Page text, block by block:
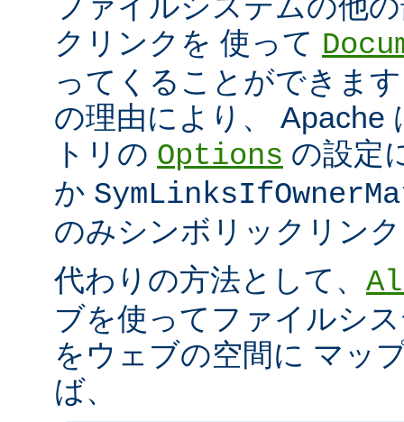
クリンクを 使って
ってくることができま
の理由により、 Apache
トリの Options の設定
か
のみシンボリックリン
代わりの方法として、
ブを使ってファイルシ
をウェブの空間に マッ
ば、